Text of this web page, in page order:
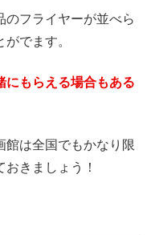
のフライヤーが並べら
でます。
にもらえる場合もある
館は全国でもかなり限
きましょう！